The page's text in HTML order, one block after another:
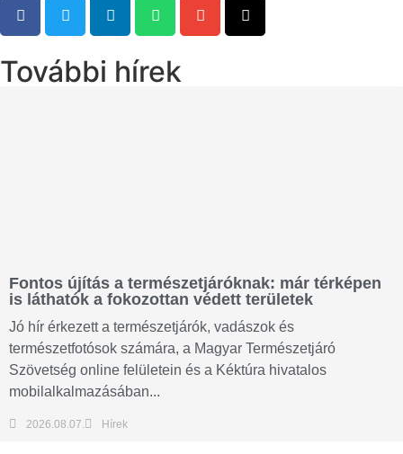
További hírek
Fontos újítás a természetjáróknak: már térképen
is láthatók a fokozottan védett területek
Jó hír érkezett a természetjárók, vadászok és
természetfotósok számára, a Magyar Természetjáró
Szövetség online felületein és a Kéktúra hivatalos
mobilalkalmazásában...
2026.08.07. Hírek